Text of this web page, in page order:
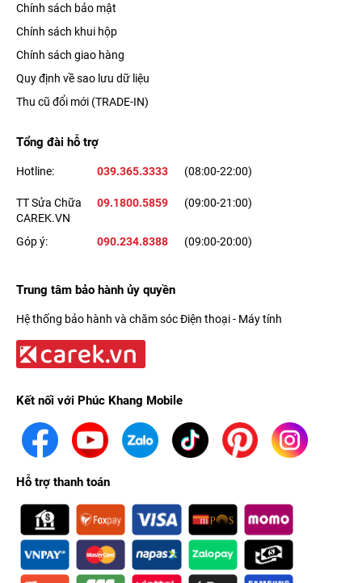
Chính sách bảo mật
Chính sách khui hộp
Chính sách giao hàng
Quy định về sao lưu dữ liệu
Thu cũ đổi mới (TRADE-IN)
Tổng đài hỗ trợ
Hotline: 039.365.3333 (08:00-22:00)
TT Sửa Chữa
CAREK.VN
09.1800.5859 (09:00-21:00)
Góp ý: 090.234.8388 (09:00-20:00)
Trung tâm bảo hành ủy quyền
Hệ thống bảo hành và chăm sóc Điện thoại - Máy tính
Kết nối với Phúc Khang Mobile
Hỗ trợ thanh toán